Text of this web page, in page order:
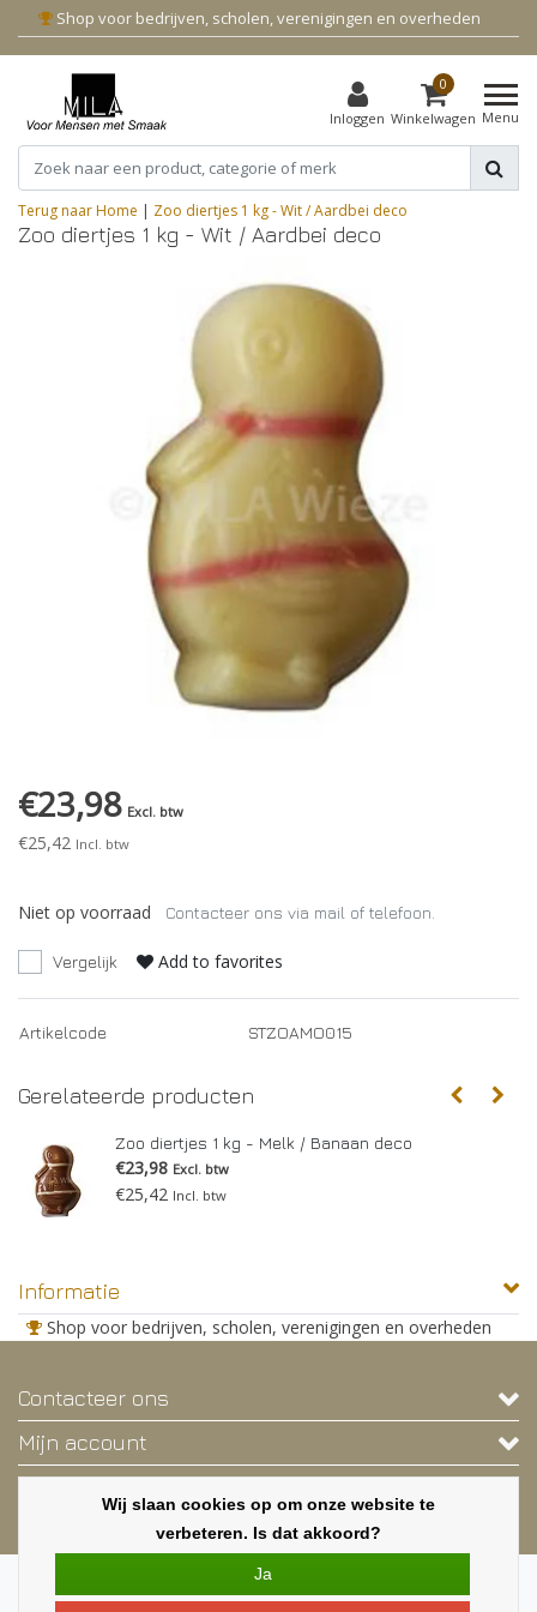
Shop voor bedrijven, scholen, verenigingen en overheden
Inloggen
0
Winkelwagen Menu
Terug naar Home | Zoo diertjes 1 kg - Wit / Aardbei deco
Zoo diertjes 1 kg - Wit / Aardbei deco
€23,98 Excl. btw
€25,42 Incl. btw
Niet op voorraad Contacteer ons via mail of telefoon.
Vergelijk Add to favorites
Artikelcode STZOAMO015
Gerelateerde producten
Zoo diertjes 1 kg - Melk / Banaan deco
€23,98 Excl. btw
€25,42 Incl. btw
Informatie
Shop voor bedrijven, scholen, verenigingen en overheden
Contacteer ons
Mijn account
Copyright © 2026 - Deze webshop is exclusief voor bedrijven, scholen,
verenigingen en overheden. - Alle rechten voorbehouden - Een shop van
Wij slaan cookies op om onze website te
verbeteren. Is dat akkoord?
Ja